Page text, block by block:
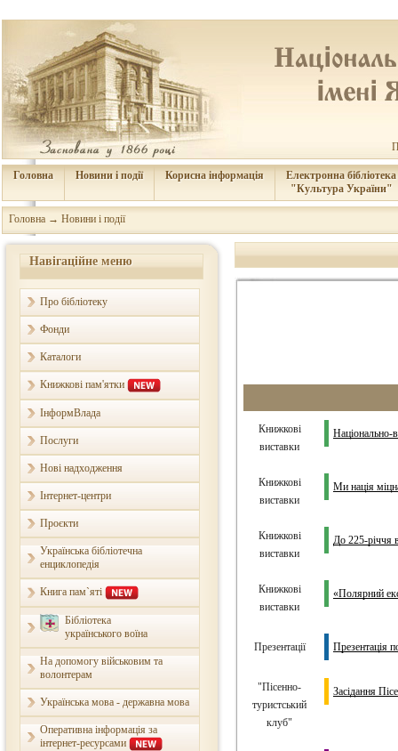
Головна Новини і події Корисна інформація
Електронна бібліотека
"Культура України"
Головна → Новини і події
Навігаційне меню
Про бібліотеку
Фонди
Каталоги
Книжкові пам'ятки
ІнформВлада
Послуги
Нові надходження
Інтернет-центри
Проєкти
Українська бібліотечна
енциклопедія
Книга пам`яті
Бібліотека
українського воїна
На допомогу військовим та
волонтерам
Українська мова - державна мова
Оперативна інформація за
інтернет-ресурсами
Книжкові
виставки
Національно-
Книжкові
виставки
Ми нація
Книжкові
виставки
До 225-річчя
Книжкові
виставки
«Полярний
Презентації Презентація
"Пісенно-
туристський
клуб"
Засідання